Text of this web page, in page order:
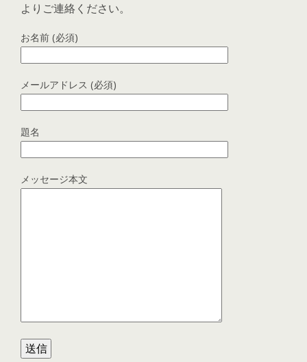
よりご連絡ください。
お名前 (必須)
メールアドレス (必須)
題名
メッセージ本文